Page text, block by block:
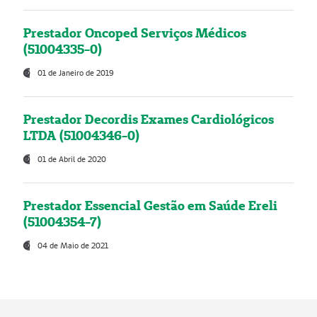
Prestador Oncoped Serviços Médicos
(51004335-0)
01 de Janeiro de 2019
Prestador Decordis Exames Cardiológicos
LTDA (51004346-0)
01 de Abril de 2020
Prestador Essencial Gestão em Saúde Ereli
(51004354-7)
04 de Maio de 2021